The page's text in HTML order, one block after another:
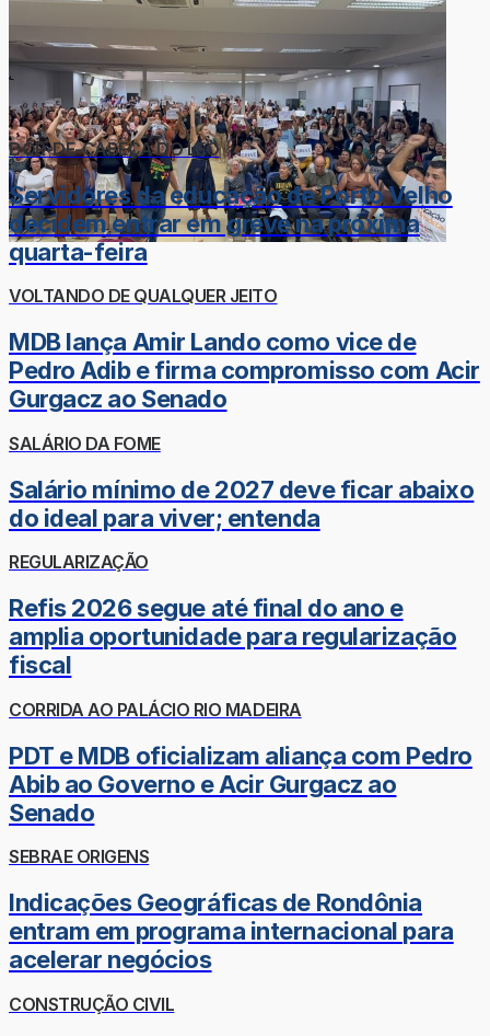
DOR-DE-CABEÇA DO LÉO
Servidores da educação de Porto Velho
decidem entrar em greve na próxima
quarta-feira
VOLTANDO DE QUALQUER JEITO
MDB lança Amir Lando como vice de
Pedro Adib e firma compromisso com Acir
Gurgacz ao Senado
SALÁRIO DA FOME
Salário mínimo de 2027 deve ficar abaixo
do ideal para viver; entenda
REGULARIZAÇÃO
Refis 2026 segue até final do ano e
amplia oportunidade para regularização
fiscal
CORRIDA AO PALÁCIO RIO MADEIRA
PDT e MDB oficializam aliança com Pedro
Abib ao Governo e Acir Gurgacz ao
Senado
SEBRAE ORIGENS
Indicações Geográficas de Rondônia
entram em programa internacional para
acelerar negócios
CONSTRUÇÃO CIVIL